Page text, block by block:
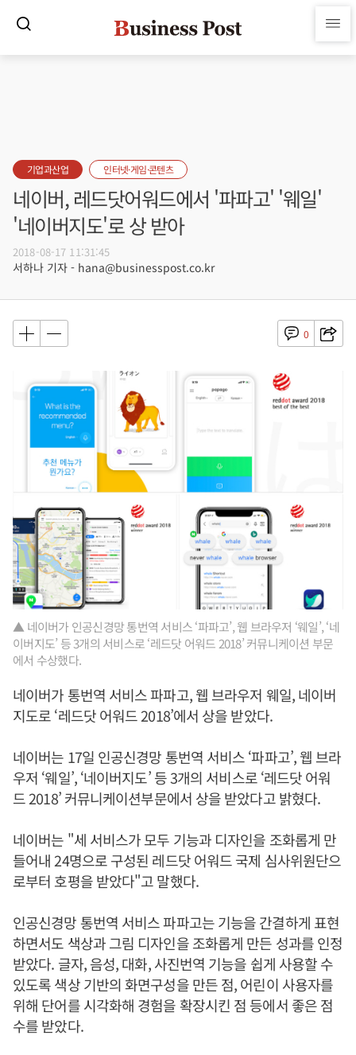
기업과산업 인터넷·게임·콘텐츠
네이버, 레드닷어워드에서 '파파고' '웨일'
'네이버지도'로 상 받아
2018-08-17 11:31:45
서하나 기자 - hana@businesspost.co.kr
0
▲ 네이버가 인공신경망 통번역 서비스 ‘파파고’, 웹 브라우저 ‘웨일’, ‘네
이버지도’ 등 3개의 서비스로 ‘레드닷 어워드 2018’ 커뮤니케이션 부문
에서 수상했다.
네이버가 통번역 서비스 파파고, 웹 브라우저 웨일, 네이버
지도로 ‘레드닷 어워드 2018’에서 상을 받았다.
네이버는 17일 인공신경망 통번역 서비스 ‘파파고’, 웹 브라
우저 ‘웨일’, ‘네이버지도’ 등 3개의 서비스로 ‘레드닷 어워
드 2018’ 커뮤니케이션부문에서 상을 받았다고 밝혔다.
네이버는 "세 서비스가 모두 기능과 디자인을 조화롭게 만
들어내 24명으로 구성된 레드닷 어워드 국제 심사위원단으
로부터 호평을 받았다"고 말했다.
인공신경망 통번역 서비스 파파고는 기능을 간결하게 표현
하면서도 색상과 그림 디자인을 조화롭게 만든 성과를 인정
받았다. 글자, 음성, 대화, 사진번역 기능을 쉽게 사용할 수
있도록 색상 기반의 화면구성을 만든 점, 어린이 사용자를
위해 단어를 시각화해 경험을 확장시킨 점 등에서 좋은 점
수를 받았다.